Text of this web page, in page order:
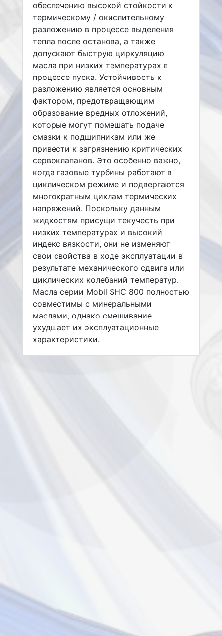
обеспечению высокой стойкости к
термическому / окислительному
разложению в процессе выделения
тепла после останова, а также
допускают быструю циркуляцию
масла при низких температурах в
процессе пуска. Устойчивость к
разложению является основным
фактором, предотвращающим
образование вредных отложений,
которые могут помешать подаче
смазки к подшипникам или же
привести к загрязнению критических
сервоклапанов. Это особенно важно,
когда газовые турбины работают в
циклическом режиме и подвергаются
многократным циклам термических
напряжений. Поскольку данным
жидкостям присущи текучесть при
низких температурах и высокий
индекс вязкости, они не изменяют
свои свойства в ходе эксплуатации в
результате механического сдвига или
циклических колебаний температур.
Масла серии Mobil SHC 800 полностью
совместимы с минеральными
маслами, однако смешивание
ухудшает их эксплуатационные
характеристики.